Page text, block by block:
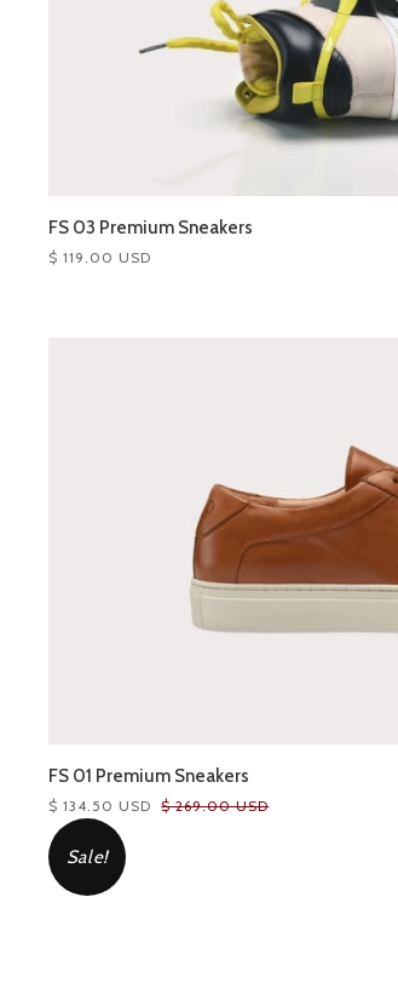
FS 03 Premium Sneakers
$ 119.00 USD
FS 01 Premium Sneakers
$ 134.50 USD $ 269.00 USD
Sale!